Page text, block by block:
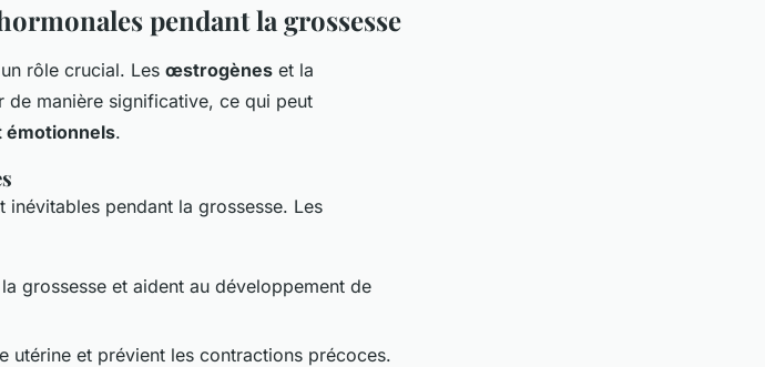
pendant la grossesse
rôle crucial. Les œstrogènes et la
de manière significative, ce qui peut
émotionnels.
inévitables pendant la grossesse. Les
grossesse et aident au développement de
utérine et prévient les contractions précoces.